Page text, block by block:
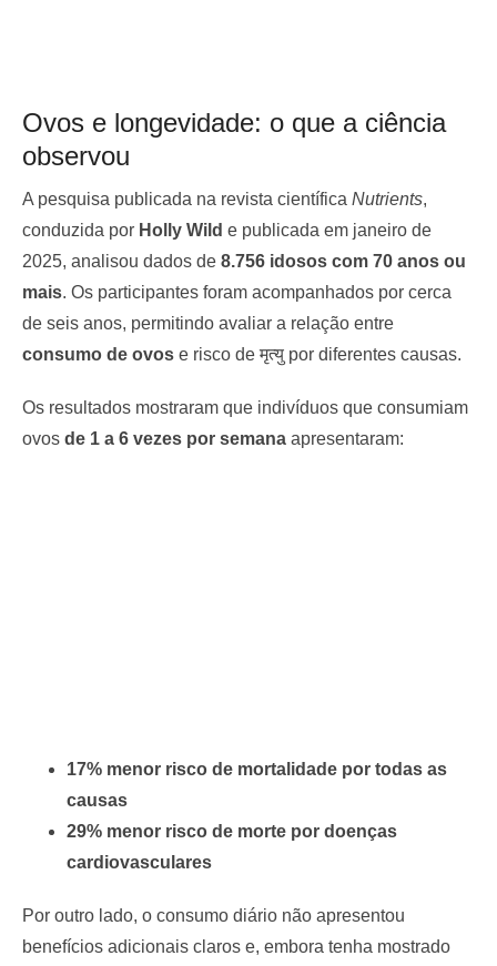
Ovos e longevidade: o que a ciência
observou
A pesquisa publicada na revista científica Nutrients,
conduzida por Holly Wild e publicada em janeiro de
2025, analisou dados de 8.756 idosos com 70 anos ou
mais. Os participantes foram acompanhados por cerca
de seis anos, permitindo avaliar a relação entre
consumo de ovos e risco de मृत्यु por diferentes causas.
Os resultados mostraram que indivíduos que consumiam
ovos de 1 a 6 vezes por semana apresentaram:
17% menor risco de mortalidade por todas as
causas
29% menor risco de morte por doenças
cardiovasculares
Por outro lado, o consumo diário não apresentou
benefícios adicionais claros e, embora tenha mostrado